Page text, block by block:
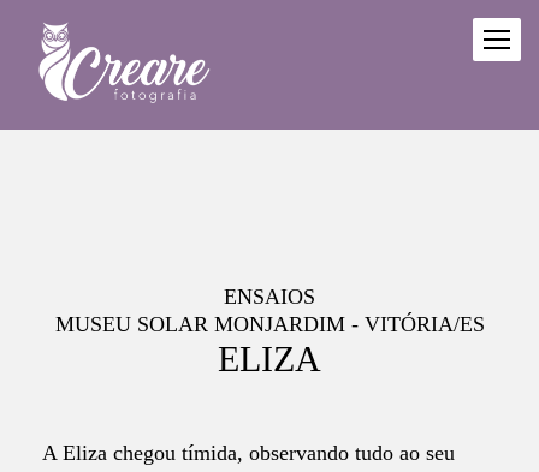
ENSAIOS
MUSEU SOLAR MONJARDIM - VITÓRIA/ES
ELIZA
A Eliza chegou tímida, observando tudo ao seu